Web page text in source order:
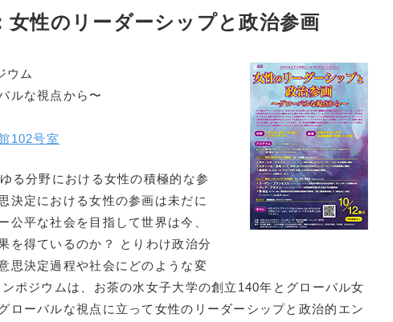
性のリーダーシップと政治参画
ウム
ルな視点から〜
102号室
る分野における女性の積極的な参
決定における女性の参画は未だに
公平な社会を目指して世界は今、
を得ているのか？ とりわけ政治分
思決定過程や社会にどのような変
ポジウムは、お茶の水女子大学の創立140年とグローバル女
ローバルな視点に立って女性のリーダーシップと政治的エン